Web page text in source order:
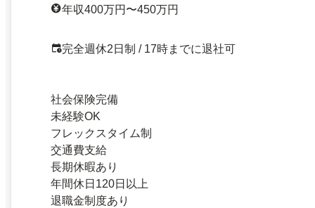
年収400万円〜450万円
完全週休2日制 / 17時までに退社可
社会保険完備
未経験OK
フレックスタイム制
交通費支給
長期休暇あり
年間休日120日以上
退職金制度あり